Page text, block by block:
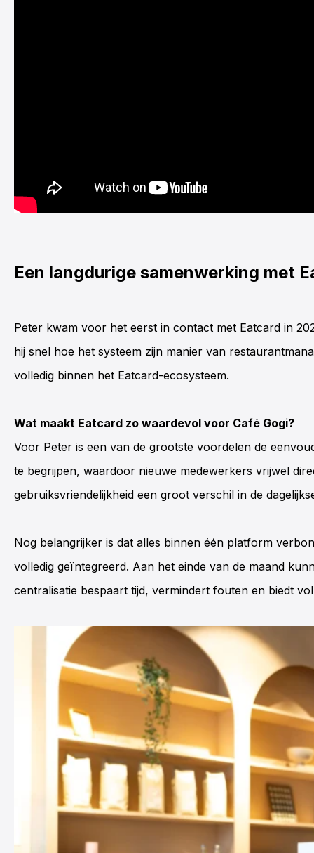
Een langdurige samenwerking met
Peter kwam voor het eerst in contact met Eatcard in
hij snel hoe het systeem zijn manier van
volledig binnen het Eatcard-ecosysteem.
Wat maakt Eatcard zo waardevol voor Café Gogi?
Voor Peter is een van de grootste voordelen de
te begrijpen, waardoor nieuwe medewerkers vrijwel
gebruiksvriendelijkheid een groot verschil in de
Nog belangrijker is dat alles binnen één platform
volledig geïntegreerd. Aan het einde van de maand
centralisatie bespaart tijd, vermindert fouten en biedt